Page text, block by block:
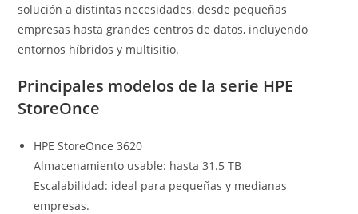
solución a distintas necesidades, desde pequeñas
empresas hasta grandes centros de datos, incluyendo
entornos híbridos y multisitio.
Principales modelos de la serie HPE
StoreOnce
HPE StoreOnce 3620
Almacenamiento usable: hasta 31.5 TB
Escalabilidad: ideal para pequeñas y medianas
empresas.